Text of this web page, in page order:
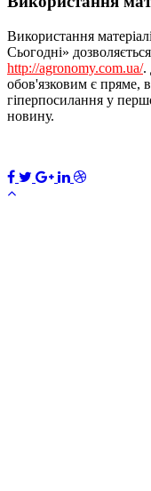
Використання
Сьогодні»
http://agronomy.com.ua/.
обов'язковим є пряме,
гіперпосилання у
новину.